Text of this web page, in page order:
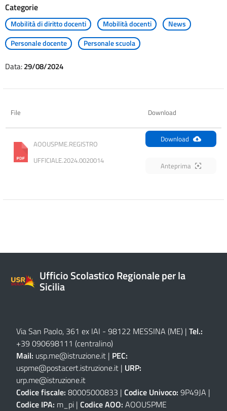
Categorie
Mobilità di diritto docenti Mobilità docenti
News
Personale docente
Personale scuola
Data:29/08/2024
File Download
AOOUSPME.REGISTRO
UFFICIALE.2024.0020014
Download
Anteprima
Ufficio Scolastico Regionale per la
Sicilia
Via San Paolo, 361 ex IAI - 98122 MESSINA (ME) | Tel.:
+39 090698111 (centralino)
Mail: usp.me@istruzione.it | PEC:
uspme@postacert.istruzione.it | URP:
urp.me@istruzione.it
Codice fiscale: 80005000833 | Codice Univoco: 9P49JA |
Codice IPA: m_pi | Codice AOO: AOOUSPME